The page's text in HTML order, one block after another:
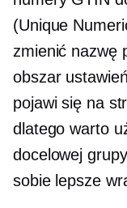
(Unique
zmienić nazwę
obszar
pojawi się na
dlatego warto
docelowej
sobie lepsze